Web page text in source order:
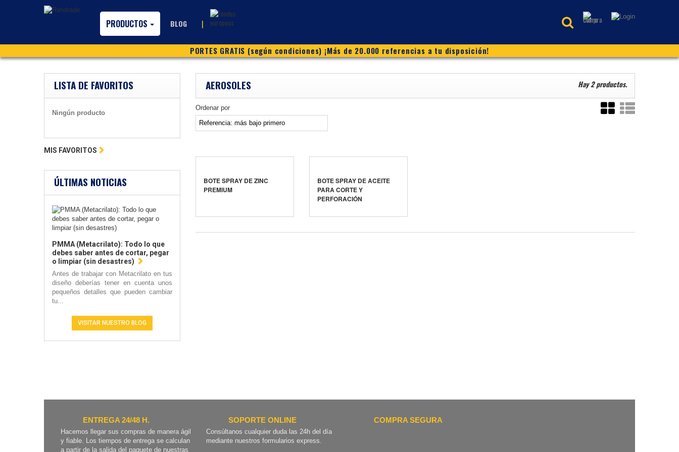
PRODUCTOS BLOG |
PORTES GRATIS (según condiciones) ¡Más de 20.000 referencias a tu disposición!
LISTA DE FAVORITOS
Ningún producto
MIS FAVORITOS
ÚLTIMAS NOTICIAS
PMMA (Metacrilato): Todo lo que
debes saber antes de cortar, pegar
o limpiar (sin desastres)
Antes de trabajar con Metacrilato en tus
diseño deberías tener en cuenta unos
pequeños detalles que pueden cambiar
tu...
VISITAR NUESTRO BLOG
AEROSOLES Hay 2 productos.
Ordenar por
BOTE SPRAY DE ZINC
PREMIUM
BOTE SPRAY DE ACEITE
PARA CORTE Y
PERFORACIÓN
ENTREGA 24/48 H.
Hacemos llegar sus compras de manera ágil
y fiable. Los tiempos de entrega se calculan
a partir de la salida del paquete de nuestras
SOPORTE ONLINE
Consúltanos cualquier duda las 24h del día
mediante nuestros formularios express.
COMPRA SEGURA